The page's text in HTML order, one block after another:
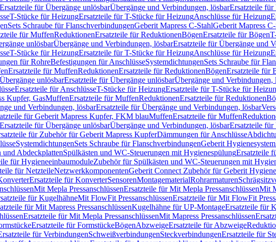
Ersatzteile für Übergänge unlösbarÜbergänge und Verbindungen, lösbarErsatzteile für
T-Stücke für HeizungErsatzteile für T-Stücke für HeizungAnschlüsse für Heizung
Sets Schraube für FlanschverbindungenGeberit Mapress C-StahlGeberit Mapress
für MuffenReduktionenErsatzteile für ReduktionenBögenErsatzteile für Bögen
unlösbarÜbergänge und Verbindungen, lösbarErsatzteile für Übergänge und
T-Stücke für HeizungErsatzteile für T-Stücke für HeizungAnschlüsse für Heizung
für RohreBefestigungen für AnschlüsseSystemdichtungenSets Schraube für
Ersatzteile für MuffenReduktionenErsatzteile für ReduktionenBögenErsatzteile für
Übergänge unlösbarErsatzteile für Übergänge unlösbarÜbergänge und Verbindungen,
Ersatzteile für AnschlüsseT-Stücke für HeizungErsatzteile für T-Stücke für
Kupfer, GasMuffenErsatzteile für MuffenReduktionenErsatzteile für Reduktionen
und Verbindungen, lösbarErsatzteile für Übergänge und Verbindungen, lösbar
für Geberit Mapress Kupfer, FKM blauMuffenErsatzteile für Muffen
Ersatzteile für Übergänge unlösbarÜbergänge und Verbindungen, lösbarErsatzteile für
für Zubehör für Geberit Mapress KupferDämmungen für Anschlüsse
SystemdichtungenSets Schraube für FlanschverbindungenGeberit Hygienesystem
und AbdeckplattenSpülkästen und WC-Steuerungen mit HygienespülungErsatzteile
für HygieneeinbaumoduleZubehör für Spülkästen und WC-Steuerungen mit
für NetzteileNetzwerkkomponentenGeberit Connect Zubehör für Geberit
Ersatzteile für KonverterSensorenMontagematerialRohrarmaturen
Mit Mepla PressanschlüssenErsatzteile für Mit Mepla PressanschlüssenMit
für KugelhähneMit FlowFit PressanschlüssenErsatzteile für Mit FlowFit
für Mit Mapress PressanschlüssenKugelhähne für UP-MontageErsatzteile für
Ersatzteile für Mit Mepla PressanschlüssenMit Mapress Pressanschlüssen
Ersatzteile für FormstückeBögenAbzweigeErsatzteile für Abzweige
für VerbindungenSchweißverbindungenSteckverbindungenErsatzteile für